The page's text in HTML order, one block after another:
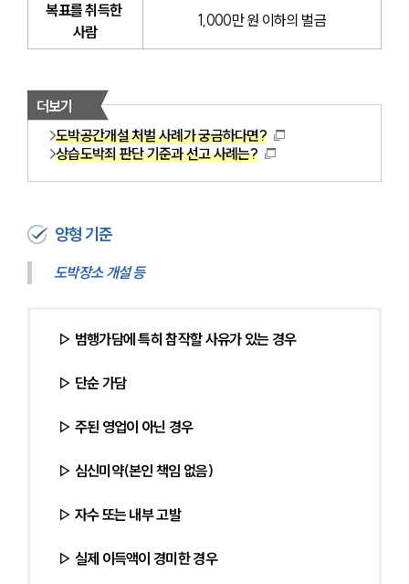
복표를 취득한
사람
1,000만 원 이하의 벌금
더보기
도박공간개설 처벌 사례가 궁금하다면?
상습도박죄 판단 기준과 선고 사례는?
양형 기준
도박장소 개설 등
▷ 범행가담에 특히 참작할 사유가 있는 경우
▷ 단순 가담
▷ 주된 영업이 아닌 경우
▷ 심신미약(본인 책임 없음)
▷ 자수 또는 내부 고발
▷ 실제 이득액이 경미한 경우